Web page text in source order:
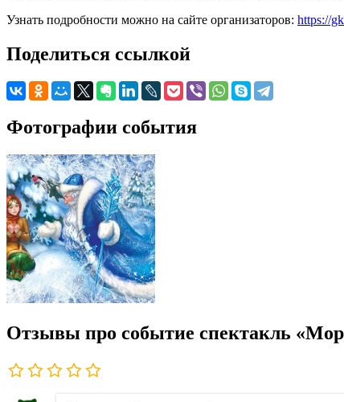
Узнать подробности можно на сайте организаторов: https://
Поделиться ссылкой
Фотографии события
Отзывы про событие спектакль